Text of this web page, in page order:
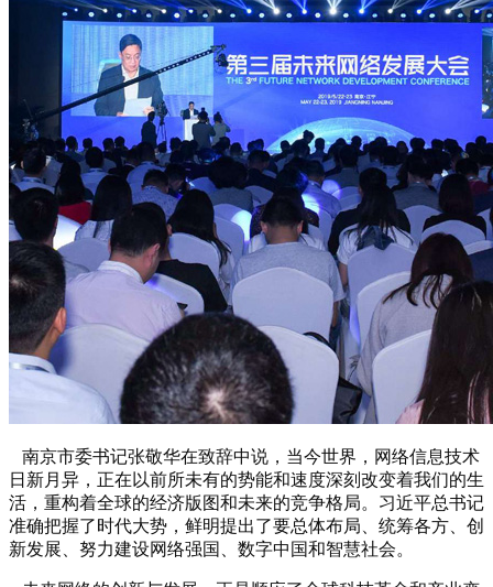
南京市委书记张敬华在致辞中说，当今世界，网络信息技术
日新月异，正在以前所未有的势能和速度深刻改变着我们的生
活，重构着全球的经济版图和未来的竞争格局。习近平总书记
准确把握了时代大势，鲜明提出了要总体布局、统筹各方、创
新发展、努力建设网络强国、数字中国和智慧社会。